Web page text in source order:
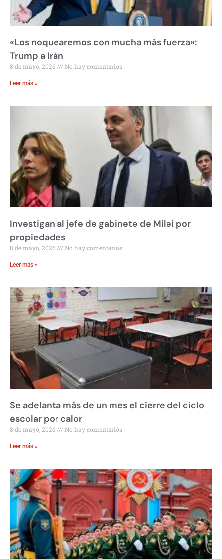
«Los noquearemos con mucha más fuerza»:
Trump a Irán
8 de mayo, 2026 No hay comentarios
Leer más »
Investigan al jefe de gabinete de Milei por
propiedades
8 de mayo, 2026 No hay comentarios
Leer más »
Se adelanta más de un mes el cierre del ciclo
escolar por calor
8 de mayo, 2026 No hay comentarios
Leer más »